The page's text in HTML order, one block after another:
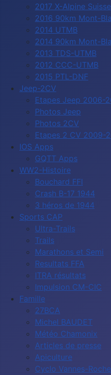
2017 X-Alpine Suisse
2016 90km Mont-
2014 UTMB
2014 90km Mont-
2013 TDS-UTMB
2012 CCC-UTMB
2015 PTL-DNF
Jeep-2CV
Etapes Jeep 2006-
Photos Jeep
Photos 2CV
Etapes 2 CV 2009-
IOS Apps
GQTT Apps
WW2-Histoire
Bouchard FFI
Crash B-17 1944
3 héros de 1944
Sports CAP
Ultra-Trails
Trails
Marathons et Semi
Resultats FFA
ITRA résultats
Impulsion CM-CIC
Famille
27BCA
Michel BAUDET
Météo Chamonix
Articles de presse
Apiculture
Cyclo Vannes-